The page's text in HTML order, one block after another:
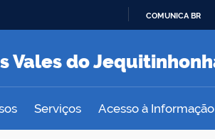
O
COMUNICA BR
Vales do
Serviços Acesso à Informação